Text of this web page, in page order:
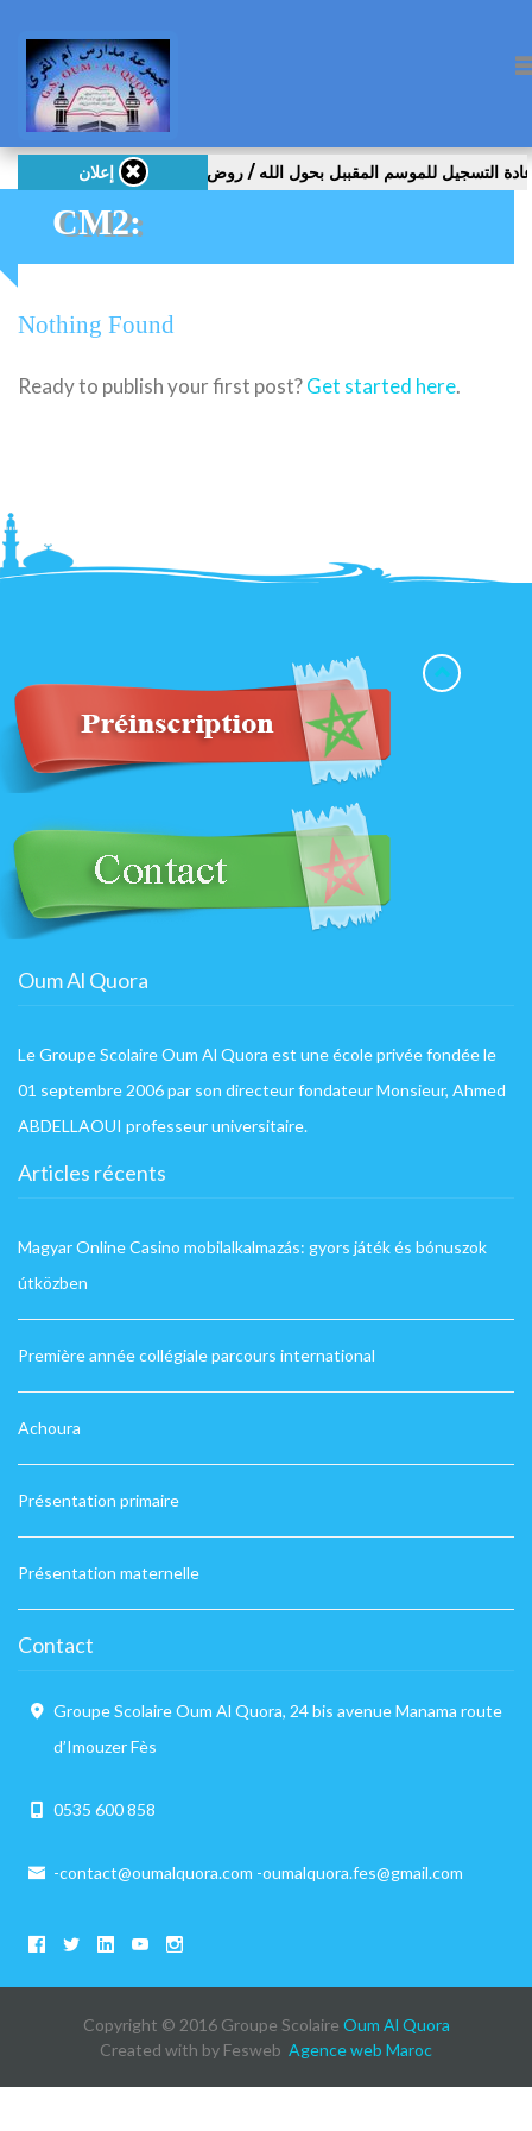
إعلان
CM2:
Nothing Found
Ready to publish your first post?Get started here.
Oum Al Quora
Le Groupe Scolaire Oum Al Quora est une école privée fondée le
01 septembre 2006 par son directeur fondateur Monsieur, Ahmed
ABDELLAOUI professeur universitaire.
Articles récents
Magyar Online Casino mobilalkalmazás: gyors játék és bónuszok
útközben
Première année collégiale parcours international
Achoura
Présentation primaire
Présentation maternelle
Contact
Groupe Scolaire Oum Al Quora, 24 bis avenue Manama route
d’Imouzer Fès
0535 600 858
-contact@oumalquora.com -oumalquora.fes@gmail.com
Copyright © 2016 Groupe Scolaire Oum Al Quora
Created with by Fesweb Agence web Maroc